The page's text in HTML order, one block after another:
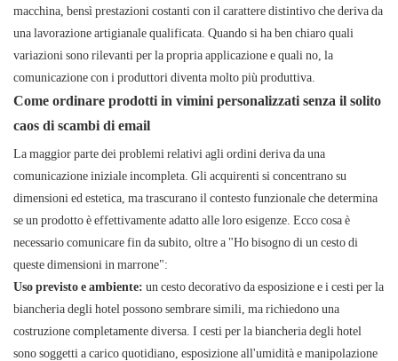
macchina, bensì prestazioni costanti con il carattere distintivo che deriva da
una lavorazione artigianale qualificata. Quando si ha ben chiaro quali
variazioni sono rilevanti per la propria applicazione e quali no, la
comunicazione con i produttori diventa molto più produttiva.
Come ordinare prodotti in vimini personalizzati senza il solito
caos di scambi di email
La maggior parte dei problemi relativi agli ordini deriva da una
comunicazione iniziale incompleta. Gli acquirenti si concentrano su
dimensioni ed estetica, ma trascurano il contesto funzionale che determina
se un prodotto è effettivamente adatto alle loro esigenze. Ecco cosa è
necessario comunicare fin da subito, oltre a "Ho bisogno di un cesto di
queste dimensioni in marrone":
Uso previsto e ambiente: un cesto decorativo da esposizione e i cesti per la
biancheria degli hotel possono sembrare simili, ma richiedono una
costruzione completamente diversa. I cesti per la biancheria degli hotel
sono soggetti a carico quotidiano, esposizione all'umidità e manipolazione